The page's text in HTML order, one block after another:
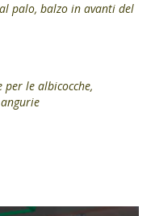
palo, balzo in avanti del
per le albicocche,